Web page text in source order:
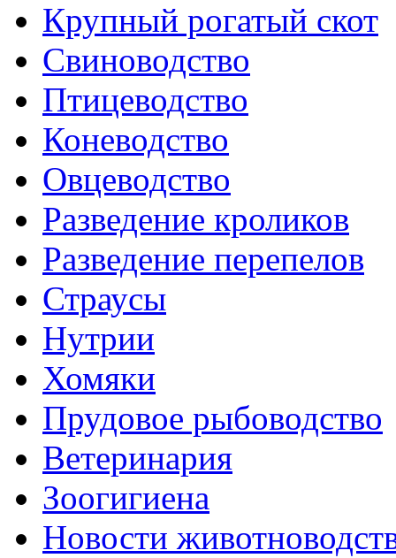
Крупный рогатый скот
Свиноводство
Птицеводство
Коневодство
Овцеводство
Разведение кроликов
Разведение перепелов
Страусы
Нутрии
Хомяки
Прудовое рыбоводство
Ветеринария
Зоогигиена
Новости